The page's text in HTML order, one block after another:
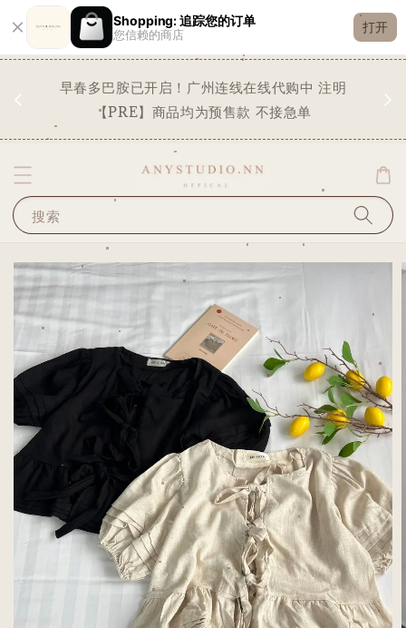
Shopping: 追踪您的订单
您信赖的商店
打开
早春多巴胺已开启！广州连线在线代购中 注明
【PRE】商品均为预售款 不接急单
搜索